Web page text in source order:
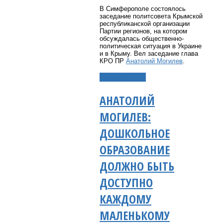
В Симферополе состоялось
заседание политсовета Крымской
республиканской организации
Партии регионов, на котором
обсуждалась общественно-
политическая ситуация в Украине
и в Крыму. Вел заседание глава
КРО ПР Анатолий Могилев.
АНАТОЛИЙ
МОГИЛЕВ:
ДОШКОЛЬНОЕ
ОБРАЗОВАНИЕ
ДОЛЖНО БЫТЬ
ДОСТУПНО
КАЖДОМУ
МАЛЕНЬКОМУ